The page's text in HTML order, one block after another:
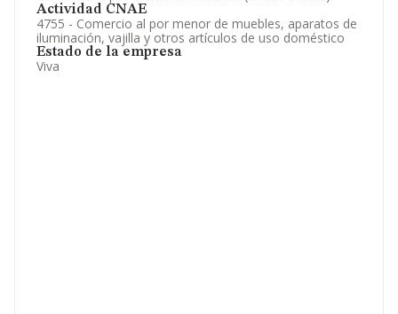
Actividad CNAE
4755 - Comercio al por menor de muebles, aparatos de
iluminación, vajilla y otros artículos de uso doméstico
Estado de la empresa
Viva